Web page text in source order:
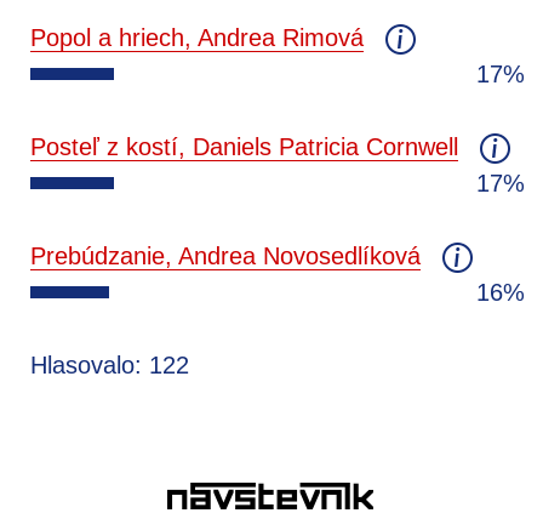
Popol a hriech, Andrea Rimová
17%
Posteľ z kostí, Daniels Patricia Cornwell
17%
Prebúdzanie, Andrea Novosedlíková
16%
Hlasovalo: 122